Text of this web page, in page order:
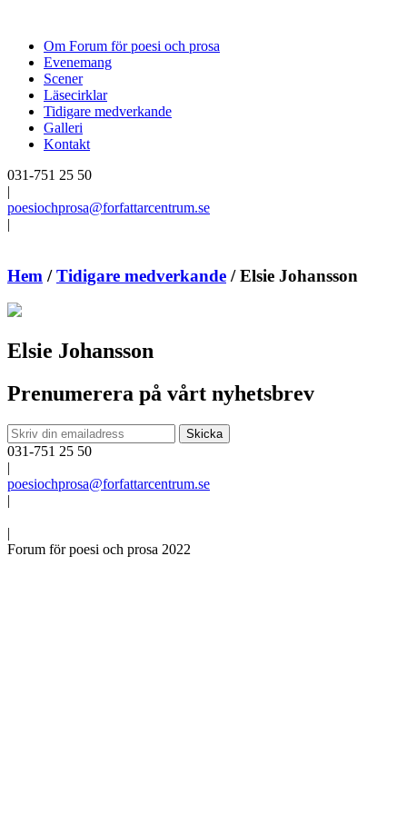
Om Forum för poesi och prosa
Evenemang
Scener
Läsecirklar
Tidigare medverkande
Galleri
Kontakt
031-751 25 50
|
poesiochprosa@forfattarcentrum.se
|
Hem /Tidigare medverkande /Elsie Johansson
Elsie Johansson
Prenumerera på vårt nyhetsbrev
031-751 25 50
|
poesiochprosa@forfattarcentrum.se
|
|
Forum för poesi och prosa 2022